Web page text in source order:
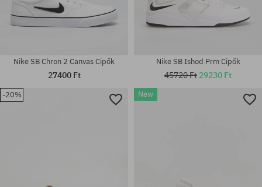
Nike SB Chron 2 Canvas Cipők
27400 Ft
Nike SB Ishod Prm Cipők
45720 Ft 29230 Ft
-20% New